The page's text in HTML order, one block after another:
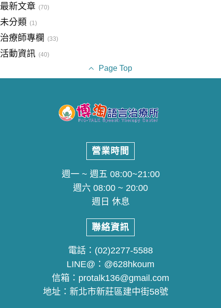
最新文章 (70)
未分類 (1)
治療師專欄 (33)
活動資訊 (40)
Page Top
營業時間
週一 ~ 週五 08:00~21:00
週六 08:00 ~ 20:00
週日 休息
聯絡資訊
電話： (02)2277-5588
LINE@： @628hkoum
信箱： protalk136@gmail.com
地址： 新北市新莊區建中街58號